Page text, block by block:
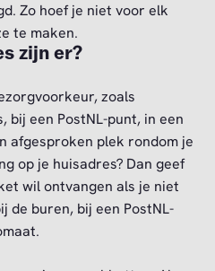
Zo hoef je niet voor elk
te maken.
zijn er?
zoals
bij een PostNL-punt, in een
afgesproken plek rondom je
op je huisadres? Dan geef
wil ontvangen als je niet
de buren, bij een PostNL-